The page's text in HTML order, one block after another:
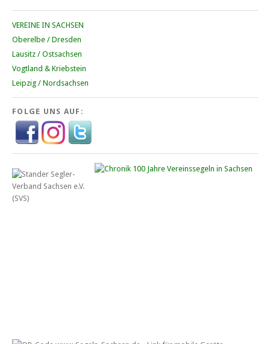
VEREINE IN SACHSEN
Oberelbe / Dresden
Lausitz / Ostsachsen
Vogtland & Kriebstein
Leipzig / Nordsachsen
FOLGE UNS AUF: